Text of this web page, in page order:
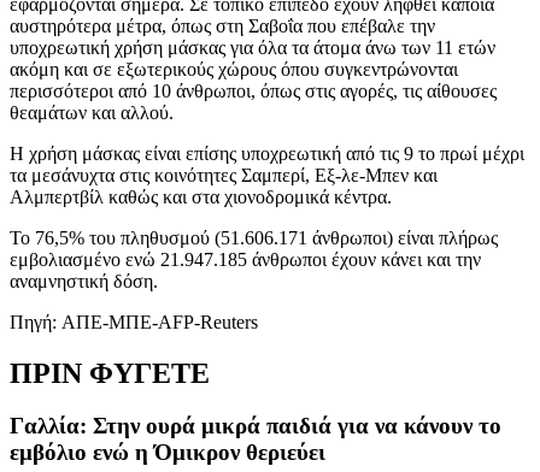
αυστηρότερα μέτρα, όπως στη Σαβοΐα που επέβαλε την
υποχρεωτική χρήση μάσκας για όλα τα άτομα άνω των 11 ετών
ακόμη και σε εξωτερικούς χώρους όπου συγκεντρώνονται
περισσότεροι από 10 άνθρωποι, όπως στις αγορές, τις αίθουσες
θεαμάτων και αλλού.
Η χρήση μάσκας είναι επίσης υποχρεωτική από τις 9 το πρωί μέχρι
τα μεσάνυχτα στις κοινότητες Σαμπερί, Εξ-λε-Μπεν και
Αλμπερτβίλ καθώς και στα χιονοδρομικά κέντρα.
Το 76,5% του πληθυσμού (51.606.171 άνθρωποι) είναι πλήρως
εμβολιασμένο ενώ 21.947.185 άνθρωποι έχουν κάνει και την
αναμνηστική δόση.
Πηγή: ΑΠΕ-ΜΠΕ-AFP-Reuters
ΠΡΙΝ ΦΥΓΕΤΕ
Γαλλία: Στην ουρά μικρά παιδιά για να κάνουν το
εμβόλιο ενώ η Όμικρον θεριεύει